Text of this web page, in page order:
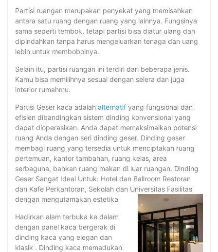
Partisi ruangan merupakan penyekat yang memisahkan
antara satu ruang dengan ruang yang lainnya. Fungsinya
sama seperti tembok, tetapi partisi bisa diatur ulang dan
dipindahkan tanpa harus mengeluarkan tenaga dan uang
lebih untuk membobolnya.
Selain itu, partisi ruangan ini terdiri dari beberapa jenis.
Kamu bisa memilihnya sesuai dengan selera dan juga
interior rumahmu.
Partisi Geser kaca adalah alternatif yang fungsional dan
efisien dibandingkan sistem dinding konvensional yang
dapat dioperasikan. Anda dapat memaksimalkan potensi
ruang Anda dengan seri dinding geser. Dinding geser
membagi ruang yang tersedia untuk menciptakan ruang
pertemuan, kantor tambahan, ruang kelas, area
serbaguna, bahkan ruang makan di luar ruangan. Dinding
Geser Sangat Ideal Untuk: Hotel dan Ballroom Restoran
dan Kafe Perkantoran, Sekolah dan Universitas Fasilitas
dengan mengutamakan estetika
Hadirkan alam terbuka ke dalam
dengan panel kaca bergerak di
dinding kaca yang elegan dan
klasik . Dinding kaca memadukan